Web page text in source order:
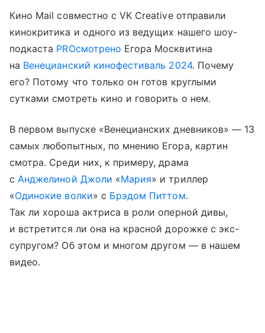
Кино Mail совместно с VK Creative отправили
кинокритика и одного из ведущих нашего шоу-
подкаста PROсмотрено Егора Москвитина
на Венецианский кинофестиваль 2024. Почему
его? Потому что только он готов круглыми
сутками смотреть кино и говорить о нем.
В первом выпуске «Венецианских дневников» — 13
самых любопытных, по мнению Егора, картин
смотра. Среди них, к примеру, драма
сАнджелиной Джоли «Мария» и триллер
«Одинокие волки» с Брэдом Питтом.
Так ли хороша актриса в роли оперной дивы,
и встретится ли она на красной дорожке с экс-
супругом? Об этом и многом другом — в нашем
видео.